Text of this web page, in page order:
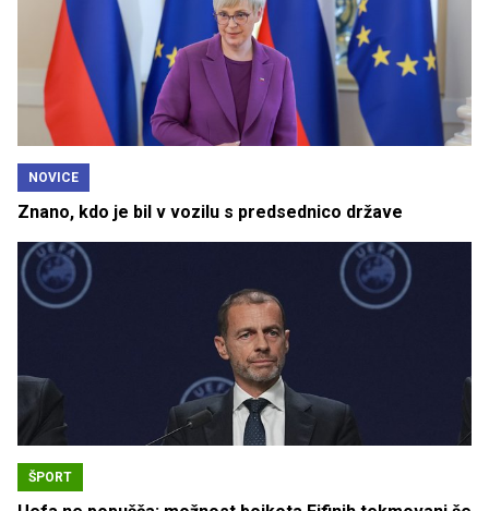
NOVICE
Znano, kdo je bil v vozilu s predsednico države
ŠPORT